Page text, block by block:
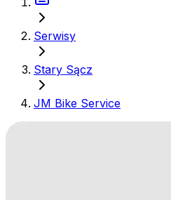
Serwisy
Stary Sącz
JM Bike Service